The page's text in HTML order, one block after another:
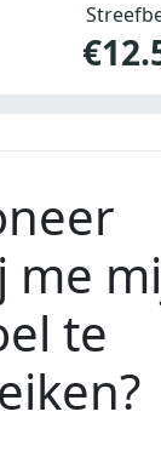
me
te